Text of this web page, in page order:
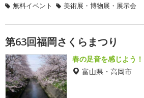
無料イベント 美術展・博物展・展示会
第63回福岡さくらまつり
春の足音を感じよう！
富山県・高岡市